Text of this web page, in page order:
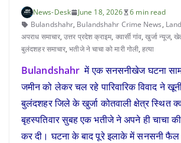
News-Desk June 18, 2026
6 min read
Bulandshahr, Bulandshahr Crime News,
अपराध समाचार,उत्तर प्रदेश क्राइम, क्वार्सी गांव,खुर्जा न्यूज,
बुलंदशहर समाचार,भतीजे ने चाचा को मारी गोली,हत्या
Bulandshahr में एक सनसनीखेज घटना
जमीन को लेकर चल रहे पारिवारिक विवाद ने
बुलंदशहर जिले के खुर्जा कोतवाली क्षेत्र स्थित
बृहस्पतिवार सुबह एक भतीजे ने अपने ही चाचा की
कर दी। घटना के बाद पूरे इलाके में सनसनी फैल